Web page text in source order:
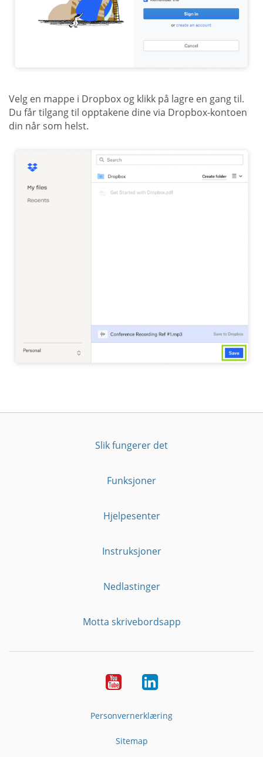
Velg en mappe i Dropbox og klikk på lagre en gang til.
Du får tilgang til opptakene dine via Dropbox-kontoen
din når som helst.
Slik fungerer det
Funksjoner
Hjelpesenter
Instruksjoner
Nedlastinger
Motta skrivebordsapp
YouTubeLinkedin
Personvernerklæring
Sitemap